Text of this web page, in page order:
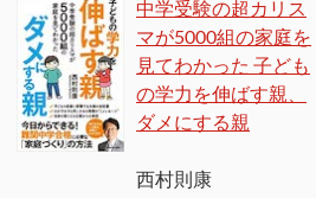
中学受験の超カリス
マが5000組の家庭を
見てわかった 子ども
の学力を伸ばす親、
ダメにする親
西村則康